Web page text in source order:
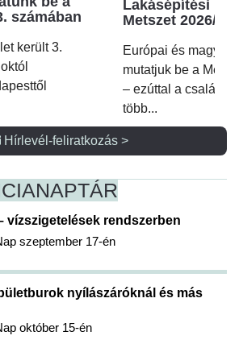
számában
került 3.
Lakásépítési
Metszet 2026/2.
Európai és magyar
mutatjuk be a
– ezúttal a családi
több...
Hírlevél-feliratkozás >
NAPTÁR
vízszigetelések rendszerben
szeptember 17-én
nyílászáróknál és más
október 15-én